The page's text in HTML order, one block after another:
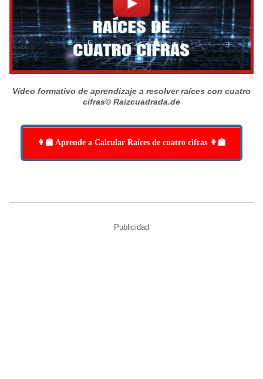
Vídeo formativo de aprendizaje a resolver raíces con cuatro
cifras© Raizcuadrada.de
👩‍🏫 Aprende a Calcular Raíces de cuatro cifras 👩‍🏫
Publicidad